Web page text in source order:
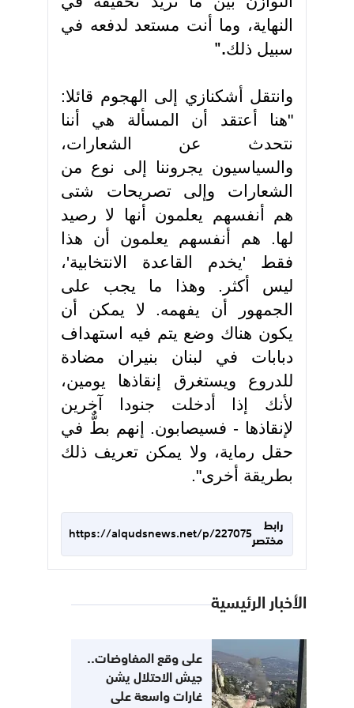
النهاية، وما أنت مستعد لدفعه في
سبيل ذلك".
وانتقل أشكنازي إلى الهجوم قائلا:
"هنا أعتقد أن المسألة هي أننا
نتحدث عن الشعارات،
والسياسيون يجروننا إلى نوع من
الشعارات وإلى تصريحات شتى
هم أنفسهم يعلمون أنها لا رصيد
لها. هم أنفسهم يعلمون أن هذا
فقط 'يخدم القاعدة الانتخابية'،
ليس أكثر. وهذا ما يجب على
الجمهور أن يفهمه. لا يمكن أن
يكون هناك وضع يتم فيه استهداف
دبابات في لبنان بنيران مضادة
للدروع ويستغرق إنقاذها يومين،
لأنك إذا أدخلت جنودا آخرين
لإنقاذها - فسيصابون. إنهم بطٌّ في
حقل رماية، ولا يمكن تعريف ذلك
بطريقة أخرى".
رابط
مختصر
https://alqudsnews.net/p/227075
الأخبار الرئيسية
على وقع المفاوضات..
جيش الاحتلال يشن
غارات واسعة على